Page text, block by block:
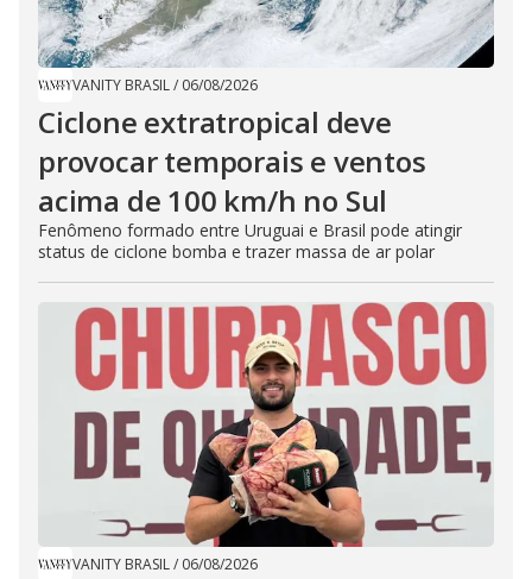
VANITY BRASIL/ 06/08/2026
Ciclone extratropical deve
provocar temporais e ventos
acima de 100 km/h no Sul
Fenômeno formado entre Uruguai e Brasil pode atingir
status de ciclone bomba e trazer massa de ar polar
VANITY BRASIL/ 06/08/2026